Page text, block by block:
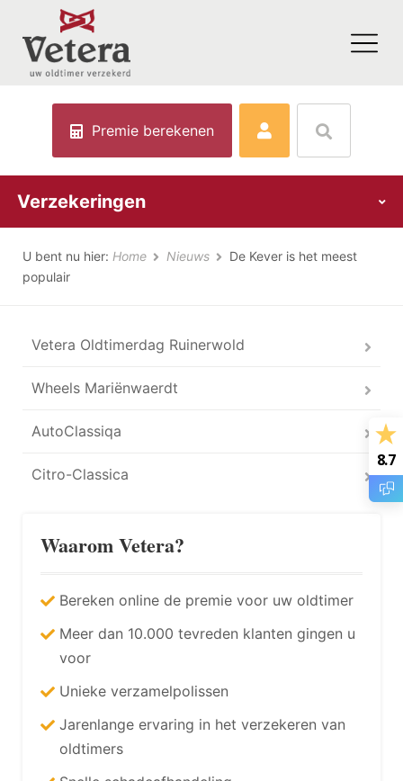
Premie berekenen
Verzekeringen
U bent nu hier: Home Nieuws
De Kever is het meest
populair
Vetera Oldtimerdag Ruinerwold
Wheels Mariënwaerdt
AutoClassiqa
Citro-Classica
Waarom Vetera?
Bereken online de premie voor uw oldtimer
Meer dan 10.000 tevreden klanten gingen u
voor
Unieke verzamelpolissen
Jarenlange ervaring in het verzekeren van
oldtimers
8.7